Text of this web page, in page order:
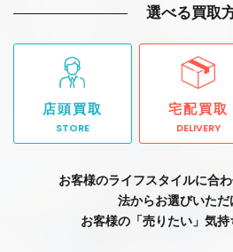
2. 当社は、お客様が以下のいずれ
売買契約を解除することができる
（１）お客様が本規約に違反した
（２）買取商品が模造品・改造品
の権利を侵害する商品であること
（３）その他当社とお客さまとの
第4条（お支払い）
1. 売買契約成立後、現地にて現金
選べる買取
店頭買取
STORE
宅配買取
DELIVERY
お客様のライフスタイルに合
法からお選びいただ
お客様の「売りたい」気持